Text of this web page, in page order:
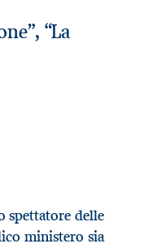
“La
spettatore delle
ministero sia